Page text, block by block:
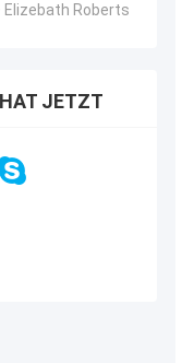
Roberts
JETZT